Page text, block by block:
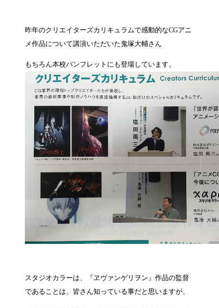
昨年のクリエイターズカリキュラムで感動的なCGアニ
メ作品について講演いただいた鬼塚大輔さん
もちろん本校パンフレットにも登場しています。
スタジオカラーは、『ヱヴァンゲリヲン』作品の監督
であることは、皆さん知っている事だと思いますが、